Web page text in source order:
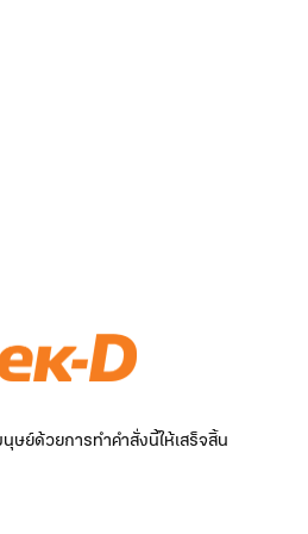
ษย์ด้วยการทำคำสั่งนี้ให้เสร็จสิ้น